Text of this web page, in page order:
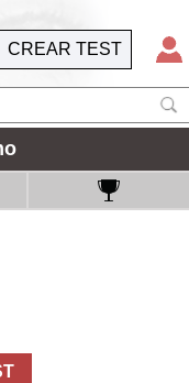
CREAR TEST